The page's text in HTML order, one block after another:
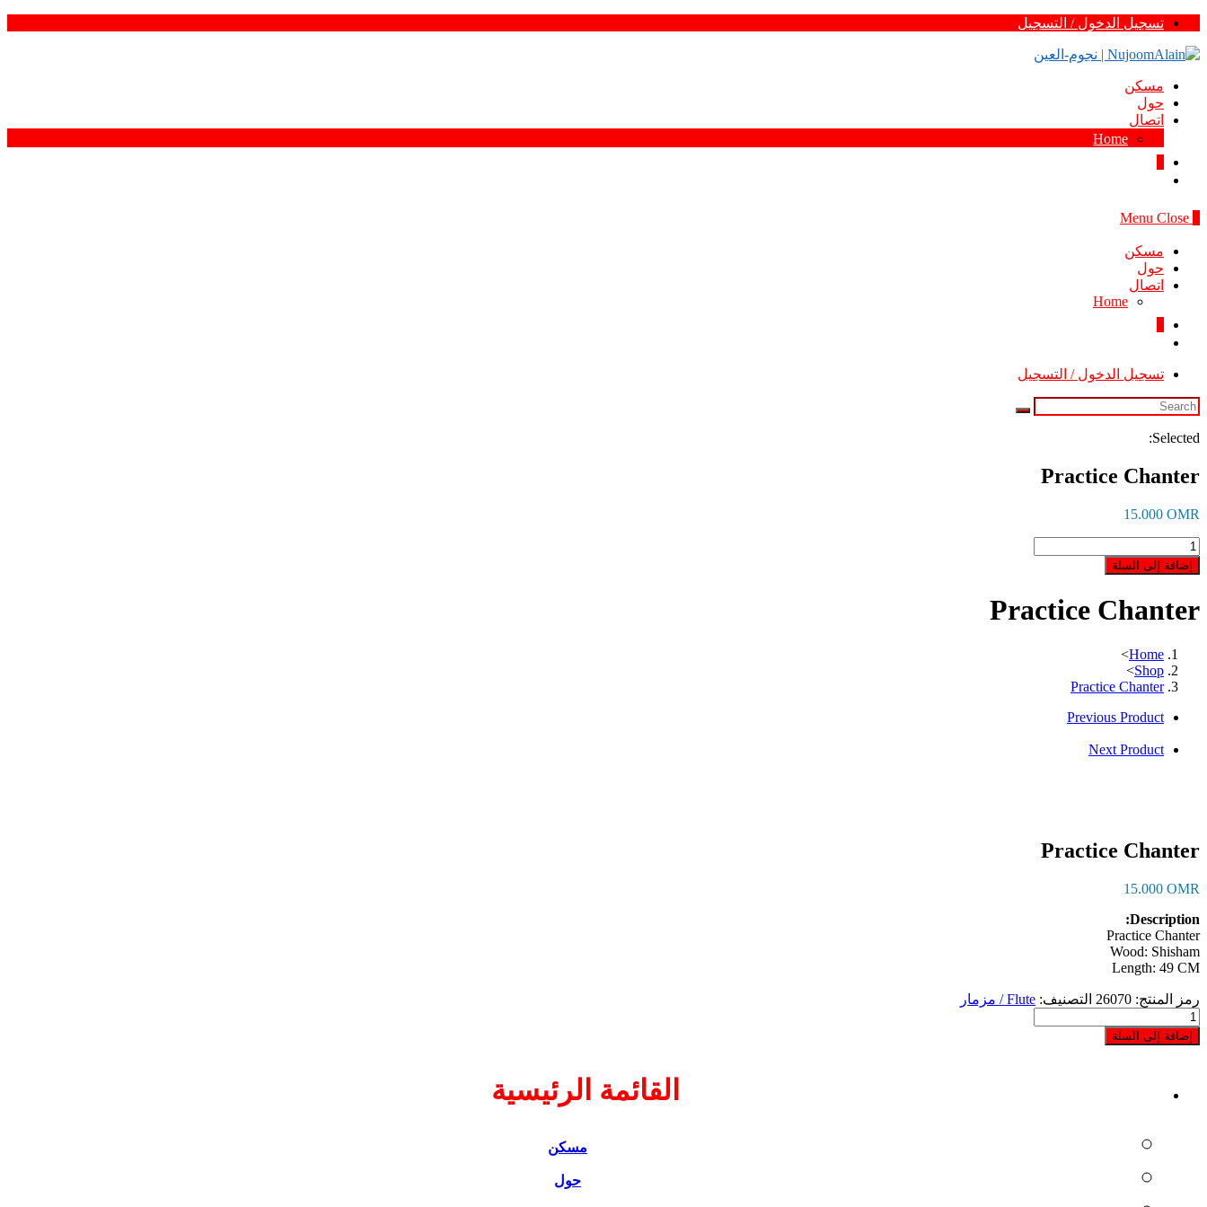
Skip
content
تسجيل الدخول / التسجيل
مسكن
حول
اتصال
Home
Menu Close
مسكن
حول
اتصال
Home
تسجيل الدخول / التسجيل
Selected:
Practice Chanter
15.000 OMR
كمية
Practice
Chanter
إضافة إلى السلة
Practice Chanter
Home
>
Shop
>
Practice Chanter
Previous Product
Next Product
Practice Chanter
15.000 OMR
Description:
Practice Chanter
Wood: Shisham
Length: 49 CM
رمز المنتج: 26070 التصنيف: Flute / مزمار
كمية
Practice
Chanter
إضافة إلى السلة
القائمة الرئيسية
مسكن
حول